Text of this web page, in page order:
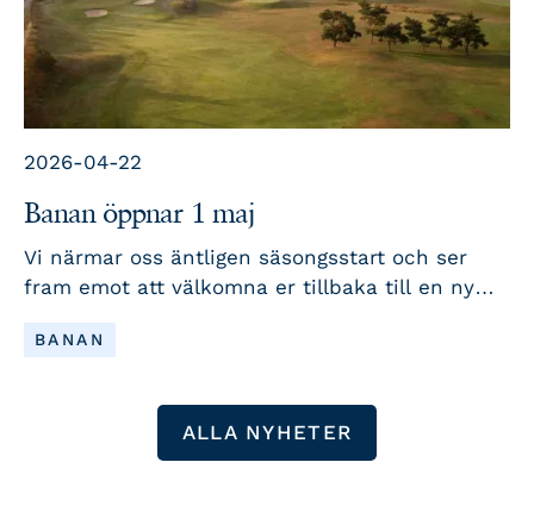
2026-04-22
Banan öppnar 1 maj
Vi närmar oss äntligen säsongsstart och ser
fram emot att välkomna er tillbaka till en ny
golfsäsong. Här har vi samlat viktiga datum,
nyheter och påminnelser för att du ska vara
BANAN
LÄS MER
ALLA NYHETER